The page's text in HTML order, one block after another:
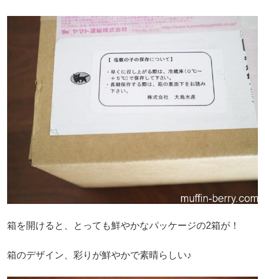
箱を開けると、とっても鮮やかなパッケージの2箱が！
箱のデザイン、彩りが鮮やかで素晴らしい♪